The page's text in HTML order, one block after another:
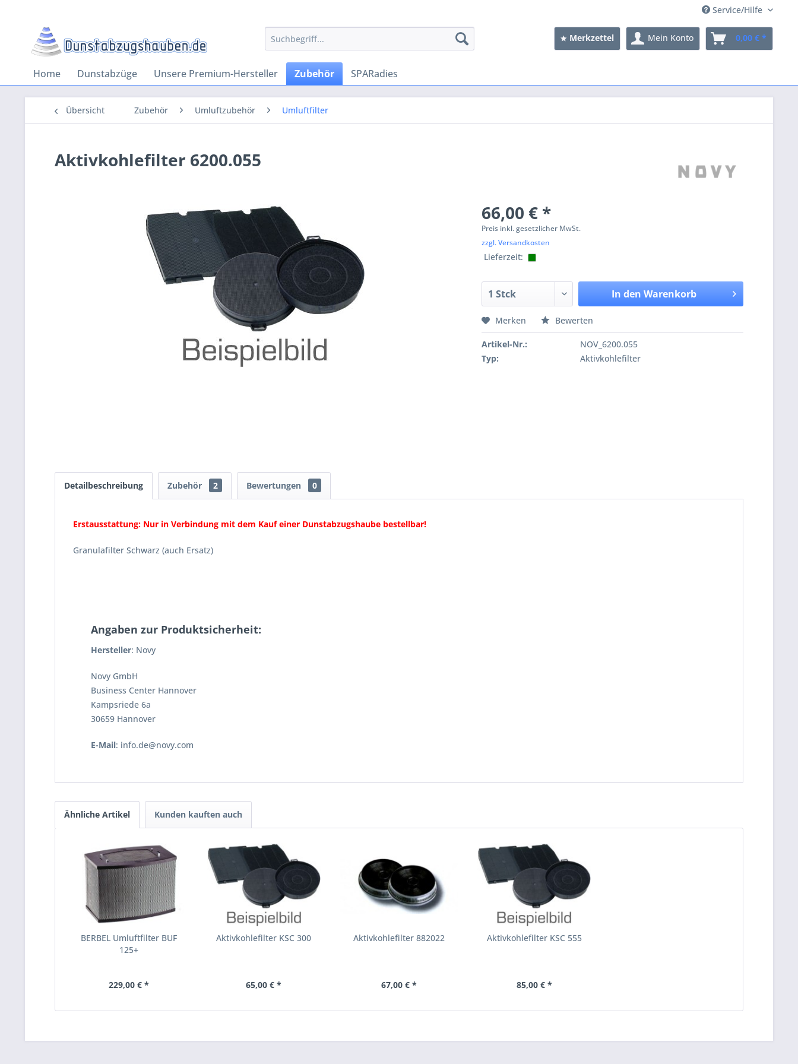
Service/Hilfe
Merkzettel Mein Konto 0,00 € *
Home Dunstabzüge Unsere Premium-Hersteller Zubehör SPARadies
Übersicht Zubehör Umluftzubehör Umluftfilter
Aktivkohlefilter 6200.055
66,00 € *
Preis inkl. gesetzlicher MwSt.
zzgl. Versandkosten
Lieferzeit:
In den Warenkorb
Merken Bewerten
Artikel-Nr.:
NOV_6200.055
Typ:
Aktivkohlefilter
Detailbeschreibung Zubehör 2 Bewertungen 0
Erstausstattung: Nur in Verbindung mit dem Kauf einer Dunstabzugshaube bestellbar!
Granulafilter Schwarz (auch Ersatz)
Angaben zur Produktsicherheit:
Hersteller: Novy
Novy GmbH
Business Center Hannover
Kampsriede 6a
30659 Hannover
E-Mail: info.de@novy.com
Ähnliche Artikel Kunden kauften auch
BERBEL Umluftfilter BUF
125+
229,00 € *
Aktivkohlefilter KSC 300
65,00 € *
Aktivkohlefilter 882022
67,00 € *
Aktivkohlefilter KSC 555
85,00 € *